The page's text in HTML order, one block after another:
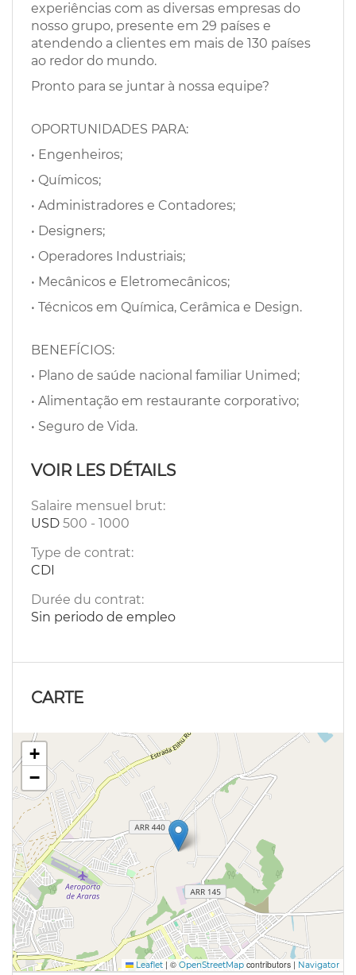
IT
ES
PT
experiências com as diversas empresas do
nosso grupo, presente em 29 países e
atendendo a clientes em mais de 130 países
ao redor do mundo.
Pronto para se juntar à nossa equipe?
OPORTUNIDADES PARA:
• Engenheiros;
• Químicos;
• Administradores e Contadores;
• Designers;
• Operadores Industriais;
• Mecânicos e Eletromecânicos;
• Técnicos em Química, Cerâmica e Design.
BENEFÍCIOS:
• Plano de saúde nacional familiar Unimed;
• Alimentação em restaurante corporativo;
• Seguro de Vida.
VOIR LES DÉTAILS
Salaire mensuel brut:
USD 500 - 1000
Type de contrat:
CDI
Durée du contrat:
Sin periodo de empleo
CARTE
+
−
Leaflet | ©OpenStreetMap contributors | Navigator